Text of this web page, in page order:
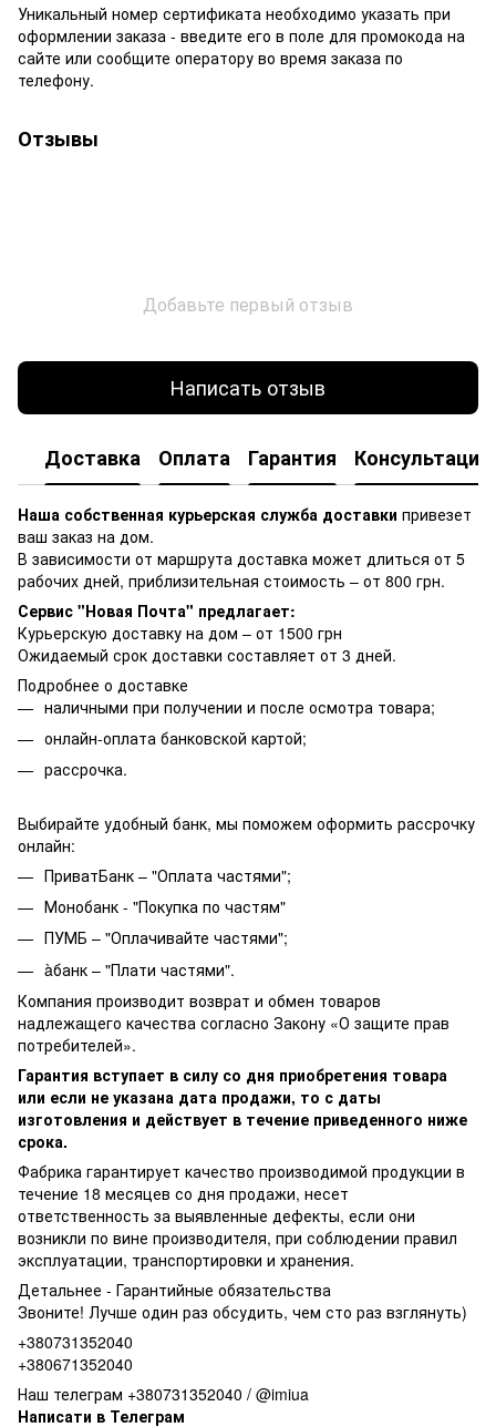
Уникальный номер сертификата необходимо указать при
оформлении заказа - введите его в поле для промокода на
сайте или сообщите оператору во время заказа по
телефону.
Отзывы
Добавьте первый отзыв
Написать отзыв
Доставка Оплата Гарантия Консультация
Наша собственная курьерская служба доставки привезет
ваш заказ на дом.
В зависимости от маршрута доставка может длиться от 5
рабочих дней, приблизительная стоимость – от 800 грн.
Сервис "Новая Почта" предлагает:
Курьерскую доставку на дом – от 1500 грн
Ожидаемый срок доставки составляет от 3 дней.
Подробнее о доставке
наличными при получении и после осмотра товара;
онлайн-оплата банковской картой;
рассрочка.
Выбирайте удобный банк, мы поможем оформить рассрочку
онлайн:
ПриватБанк – "Оплата частями";
Монобанк - "Покупка по частям"
ПУМБ – "Оплачивайте частями";
àбанк – "Плати частями".
Компания производит возврат и обмен товаров
надлежащего качества согласно Закону «О защите прав
потребителей».
Гарантия вступает в силу со дня приобретения товара
или если не указана дата продажи, то с даты
изготовления и действует в течение приведенного ниже
срока.
Фабрика гарантирует качество производимой продукции в
течение 18 месяцев со дня продажи, несет
ответственность за выявленные дефекты, если они
возникли по вине производителя, при соблюдении правил
эксплуатации, транспортировки и хранения.
Детальнее - Гарантийные обязательства
Звоните! Лучше один раз обсудить, чем сто раз взглянуть)
+380731352040
+380671352040
Наш телеграм +380731352040 / @imiua
Написати в Телеграм